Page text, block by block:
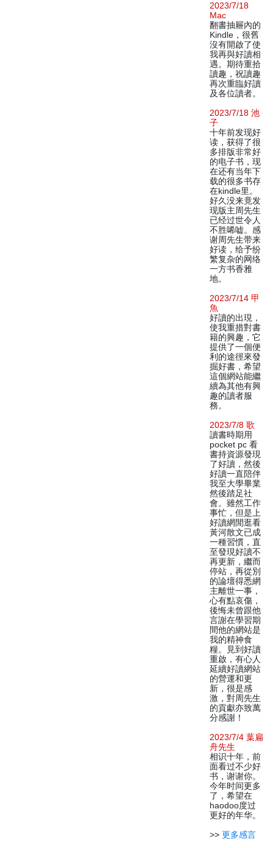
2023/7/18
Mac
翻書抽屜內的
Kindle，很舊
沒有開啟了使
我再與好讀相
遇。期待重拾
讀趣，祝讀趣
再次重臨好讀
及各位讀者。
2023/7/18 池
子
十年前发现好
读，获得了很
多排版非常好
的电子书，现
在还有当年下
载的很多书存
在kindle里。
好久没来竟发
现版主周先生
已经过世令人
不胜唏嘘。感
谢周先生带来
好读，给予纷
繁复杂的网络
一方书香雅
地。
2023/7/14 甲
魚
好讀的出現，
使我重措對書
籍的興趣，它
提供了一個便
利的途徑來發
掘好書，希望
這個網站能繼
續為其他有興
趣的讀者服
務。
2023/7/8 歌
讀書時期用
pocket pc 看
書持資源發現
了好讀，然後
好讀一直陪伴
我至大學畢業
然後踏足社
會。雖然工作
事忙，但是上
好讀網閒逛看
黃河散文已成
一種習慣，直
至發現好讀不
再更新，繼而
停站，再從別
的論壇得悉網
主離世一事，
心有點哀傷，
後悔未曾跟他
言謝在學習期
間他的網站是
我的精神食
糧。見到好讀
重啟，有心人
延續好讀網站
的營運和更
新，很是感
激，對周先生
的貢獻亦致萬
分感謝！
2023/7/4 葉扁
舟先生
相识十年，前
面看过不少好
书，谢谢你。
今年时间更多
了，希望在
haodoo度过
更好的年华。
>> 更多感言